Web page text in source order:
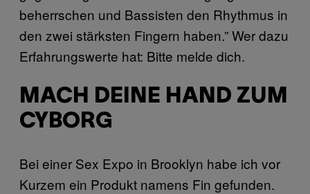
beherrschen und Bassisten den Rhythmus in
den zwei stärksten Fingern haben.” Wer dazu
Erfahrungswerte hat: Bitte melde dich.
MACH DEINE HAND ZUM
CYBORG
Bei einer Sex Expo in Brooklyn habe ich vor
Kurzem ein Produkt namens Fin gefunden.